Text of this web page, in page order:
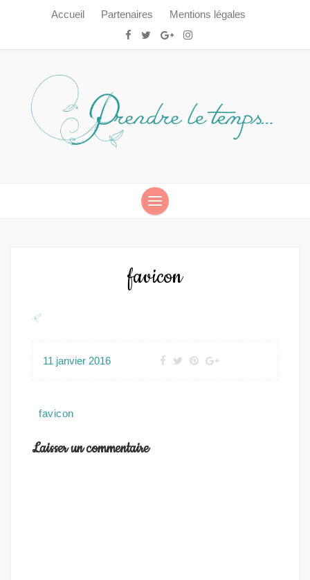
Accueil Partenaires Mentions légales
favicon
11 janvier 2016
Navigation
l’article
favicon
Laisser un commentaire